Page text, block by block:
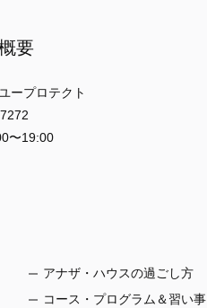
要
プロテクト
〜19:00
アナザ・ハウスの過ごし方
コース・プログラム＆習い事